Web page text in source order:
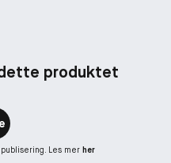
produktet
Les mer her